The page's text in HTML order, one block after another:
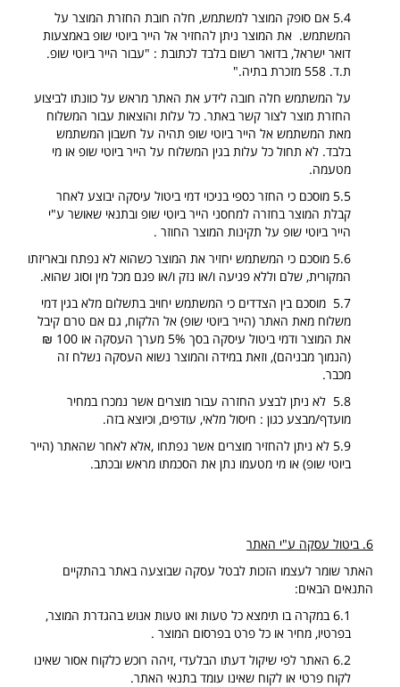
5.4 אם סופק המוצר למשתמש, חלה חובת החזרת המוצר על
המשתמש. את המוצר ניתן להחזיר אל הייר ביוטי שופ באמצעות
דואר ישראל, בדואר רשום בלבד לכתובת : "עבור הייר ביוטי שופ.
ת.ד. 558 מזכרת בתיה."
על המשתמש חלה חובה לידע את האתר מראש על כוונתו לביצוע
החזרת מוצר לצור קשר באתר. כל עלות והוצאות עבור המשלוח
מאת המשתמש אל הייר ביוטי שופ תהיה על חשבון המשתמש
בלבד. לא תחול כל עלות בגין המשלוח על הייר ביוטי שופ או מי
מטעמה.
5.5 מוסכם כי החזר כספי בניכוי דמי ביטול עיסקה יבוצע לאחר
קבלת המוצר בחזרה למחסני הייר ביוטי שופ ובתנאי שאושר ע"י
הייר ביוטי שופ על תקינות המוצר החוזר .
5.6 מוסכם כי המשתמש יחזיר את המוצר כשהוא לא נפתח ובאריזתו
המקורית, שלם וללא פגיעה ו/או נזק ו/או פגם מכל מין וסוג שהוא.
5.7 מוסכם בין הצדדים כי המשתמש יחויב בתשלום מלא בגין דמי
משלוח מאת האתר (הייר ביוטי שופ) אל הלקוח, גם אם טרם קיבל
את המוצר ודמי ביטול עיסקה בסך 5% מערך העסקה או 100 ₪
(הנמוך מבניהם), וזאת במידה והמוצר נשוא העסקה נשלח זה
מכבר.
5.8 לא ניתן לבצע החזרה עבור מוצרים אשר נמכרו במחיר
מועדף/מבצע כגון : חיסול מלאי, עודפים, וכיוצא בזה.
5.9 לא ניתן להחזיר מוצרים אשר נפתחו ,אלא לאחר שהאתר (הייר
ביוטי שופ) או מי מטעמו נתן את הסכמתו מראש ובכתב.
6. ביטול עסקה ע"י האתר
האתר שומר לעצמו הזכות לבטל עסקה שבוצעה באתר בהתקיים
התנאים הבאים:
6.1 במקרה בו תימצא כל טעות ואו טעות אנוש בהגדרת המוצר,
בפרטיו, מחיר או כל פרט בפרסום המוצר .
6.2 האתר לפי שיקול דעתו הבלעדי ,זיהה רוכש כלקוח אסור שאינו
לקוח פרטי או לקוח שאינו עומד בתנאי האתר.